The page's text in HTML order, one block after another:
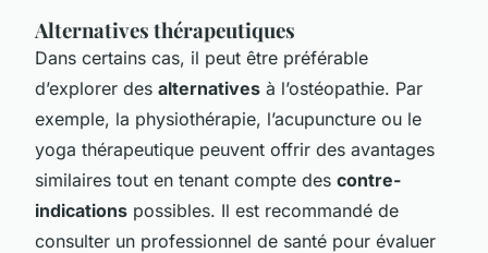
Alternatives thérapeutiques
Dans certains cas, il peut être préférable
d’explorer des alternatives à l’ostéopathie. Par
exemple, la physiothérapie, l’acupuncture ou le
yoga thérapeutique peuvent offrir des avantages
similaires tout en tenant compte des contre-
indications possibles. Il est recommandé de
consulter un professionnel de santé pour évaluer